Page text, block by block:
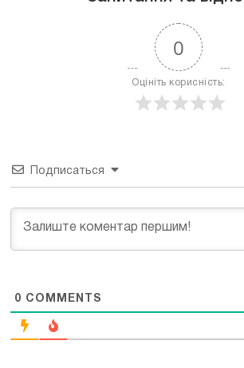
0
Оцініть корисність:
Подписаться
0 COMMENTS